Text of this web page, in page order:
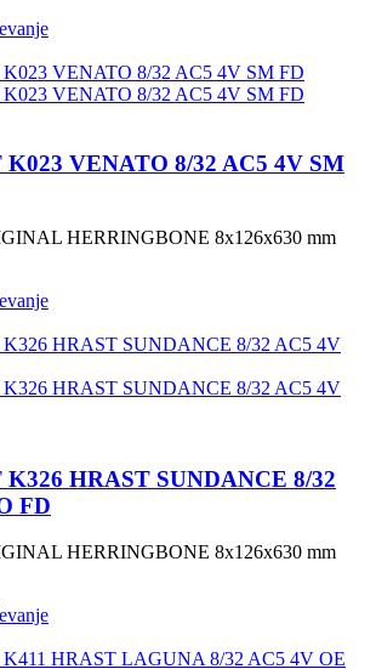
VENATO 8/32 AC5 4V SM
HERRINGBONE 8x126x630 mm
HRAST SUNDANCE 8/32
FD
HERRINGBONE 8x126x630 mm